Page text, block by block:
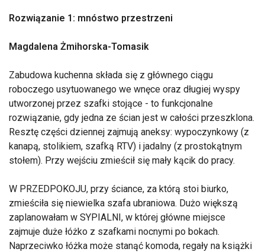
Rozwiązanie 1: mnóstwo przestrzeni
Magdalena Żmihorska-Tomasik
Zabudowa kuchenna składa się z głównego ciągu
roboczego usytuowanego we wnęce oraz długiej wyspy
utworzonej przez szafki stojące - to funkcjonalne
rozwiązanie, gdy jedna ze ścian jest w całości przeszklona.
Resztę części dziennej zajmują aneksy: wypoczynkowy (z
kanapą, stolikiem, szafką RTV) i jadalny (z prostokątnym
stołem). Przy wejściu zmieścił się mały kącik do pracy.
W PRZEDPOKOJU, przy ściance, za którą stoi biurko,
zmieściła się niewielka szafa ubraniowa. Dużo większą
zaplanowałam w SYPIALNI, w której główne miejsce
zajmuje duże łóżko z szafkami nocnymi po bokach.
Naprzeciwko łóżka może stanąć komoda, regały na książki